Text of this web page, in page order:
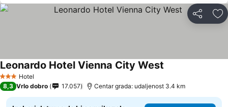
Deli
3 Zvezdice
Hotel
Leonardo Hotel Vienna City West
8,3 Vrlo dobro 17.057 Centar grada: udaljenost 3.4 km